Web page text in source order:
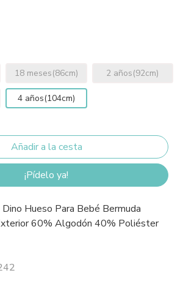
18 meses(86cm) 2 años(92cm)
4 años(104cm)
¡Pídelo ya!
Hueso Para Bebé Bermuda
60% Algodón 40% Poliéster